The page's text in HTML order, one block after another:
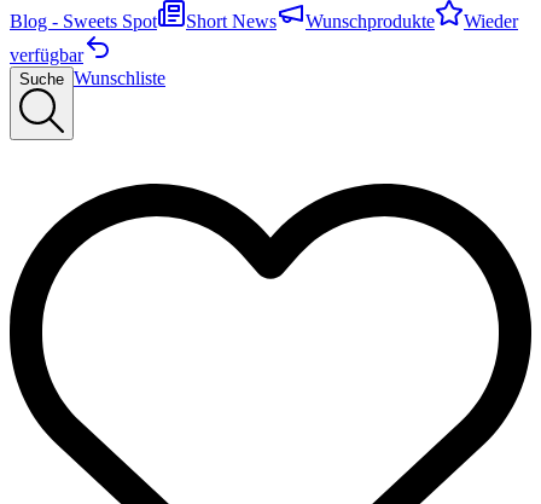
Blog - Sweets Spot
Short News Wunschprodukte
Wieder
verfügbar
Suche Wunschliste